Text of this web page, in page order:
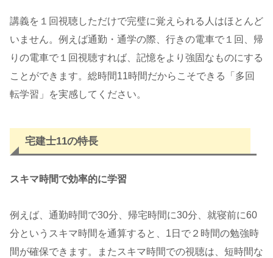
講義を１回視聴しただけで完璧に覚えられる人はほとんど
いません。例えば通勤・通学の際、行きの電車で１回、帰
りの電車で１回視聴すれば、記憶をより強固なものにする
ことができます。総時間11時間だからこそできる「多回
転学習」を実感してください。
宅建士11の特長
スキマ時間で効率的に学習
例えば、通勤時間で30分、帰宅時間に30分、就寝前に60
分というスキマ時間を通算すると、1日で２時間の勉強時
間が確保できます。またスキマ時間での視聴は、短時間な